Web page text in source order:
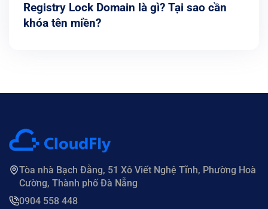
Registry Lock Domain là gì? Tại sao cần
khóa tên miền?
Tòa nhà Bạch Đằng, 51 Xô Viết Nghệ Tĩnh, Phường Hoà
Cường, Thành phố Đà Nẵng
0904 558 448